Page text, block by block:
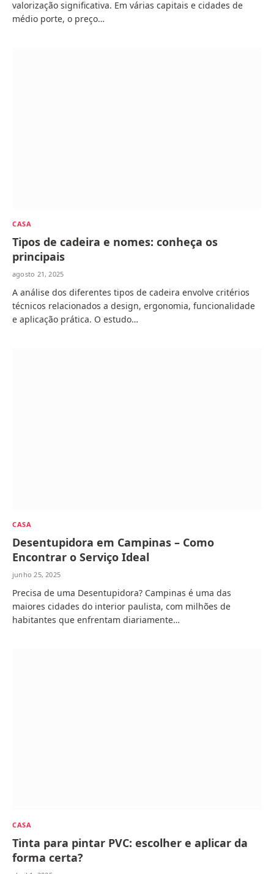
valorização significativa. Em várias capitais e cidades de
médio porte, o preço…
CASA
Tipos de cadeira e nomes: conheça os
principais
agosto 21, 2025
A análise dos diferentes tipos de cadeira envolve critérios
técnicos relacionados a design, ergonomia, funcionalidade
e aplicação prática. O estudo…
CASA
Desentupidora em Campinas – Como
Encontrar o Serviço Ideal
junho 25, 2025
Precisa de uma Desentupidora? Campinas é uma das
maiores cidades do interior paulista, com milhões de
habitantes que enfrentam diariamente…
CASA
Tinta para pintar PVC: escolher e aplicar da
forma certa?